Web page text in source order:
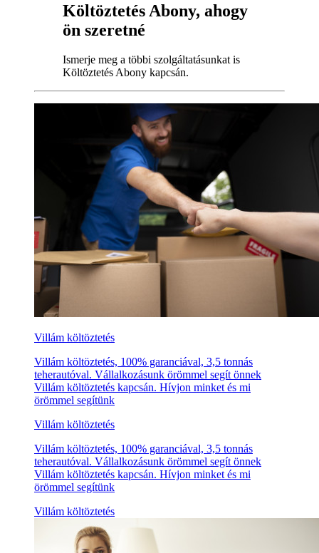
Költöztetés Abony, ahogy
ön szeretné
Ismerje meg a többi szolgáltatásunkat is
Költöztetés Abony kapcsán.
Villám költöztetés
Villám költöztetés, 100% garanciával, 3,5 tonnás
teherautóval. Vállalkozásunk örömmel segít önnek
Villám költöztetés kapcsán. Hívjon minket és mi
örömmel segítünk
Villám költöztetés
Villám költöztetés, 100% garanciával, 3,5 tonnás
teherautóval. Vállalkozásunk örömmel segít önnek
Villám költöztetés kapcsán. Hívjon minket és mi
örömmel segítünk
Villám költöztetés